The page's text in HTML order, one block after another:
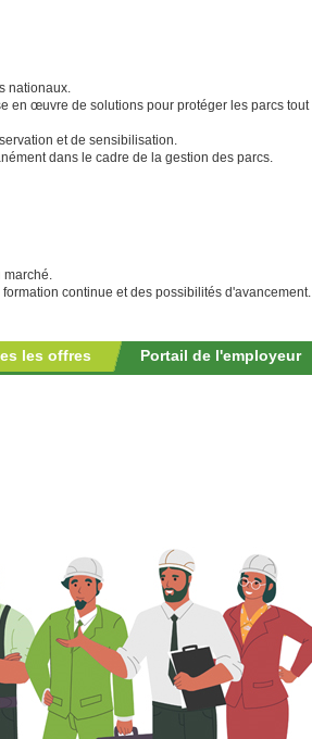
nationaux.
en œuvre de solutions pour protéger les parcs tout
et de sensibilisation.
dans le cadre de la gestion des parcs.
marché.
continue et des possibilités d'avancement.
Portail de l'employeur
les offres